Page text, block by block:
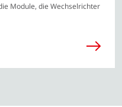
Module, die Wechselrichter